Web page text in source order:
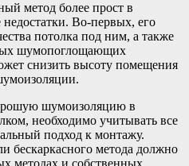
метод более прост в
Во-первых, его
потолка под ним, а также
шумопоглощающих
снизить высоту помещения
шумоизоляцию в
необходимо учитывать все
подход к монтажу.
бескаркасного метода должно